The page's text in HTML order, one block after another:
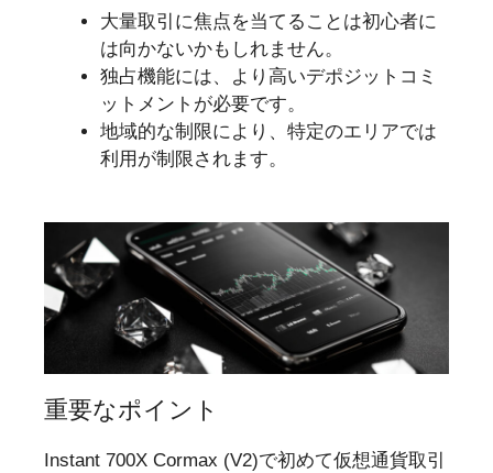
大量取引に焦点を当てることは初心者に
は向かないかもしれません。
独占機能には、より高いデポジットコミ
ットメントが必要です。
地域的な制限により、特定のエリアでは
利用が制限されます。
重要なポイント
Instant 700X Cormax (V2)で初めて仮想通貨取引